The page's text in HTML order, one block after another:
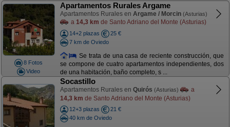
8 Fotos
Video
Apartamentos Rurales Argame
Apartamentos Rurales en Argame / Morcin (Asturias)
a 14,3 km de Santo Adriano del Monte (Asturias)
14+2 plazas
25 €
7 km de Oviedo
Se trata de una casa de reciente construcción, que
se compone de cuatro apartamentos independientes, dos
de una habitación, baño completo, s ...
Socastillo
Apartamentos Rurales en Quirós (Asturias)
a
14,3 km de Santo Adriano del Monte (Asturias)
12+3 plazas
21 €
40 km de Oviedo